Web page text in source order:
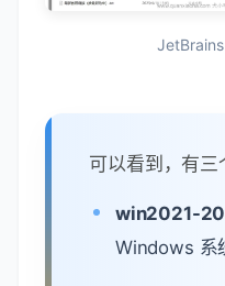
可以看到，有三
win2021-
Windows 系